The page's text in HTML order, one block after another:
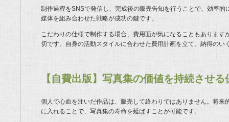
制作過程をSNSで発信し、完成後の販売告知を行うことで、効率
媒体を組み合わせた戦略が成功の鍵です。
こだわりの仕様で制作する場合、費用面が気になることもありま
切です。自身の活動スタイルに合わせた費用計画を立て、納得のい
【自費出版】写真集の価値を持続させ
個人で心血を注いだ作品は、販売して終わりではありません。将
に入れることで、写真集の寿命を延ばすことが可能です。